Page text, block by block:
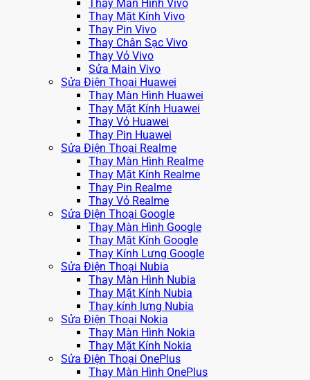
Thay Màn Hình Vivo
Thay Mặt Kính Vivo
Thay Pin Vivo
Thay Chân Sạc Vivo
Thay Vỏ Vivo
Sửa Main Vivo
Sửa Điện Thoại Huawei
Thay Màn Hình Huawei
Thay Mặt Kính Huawei
Thay Vỏ Huawei
Thay Pin Huawei
Sửa Điện Thoại Realme
Thay Màn Hình Realme
Thay Mặt Kính Realme
Thay Pin Realme
Thay Vỏ Realme
Sửa Điện Thoại Google
Thay Màn Hình Google
Thay Mặt Kính Google
Thay Kính Lưng Google
Sửa Điện Thoại Nubia
Thay Màn Hình Nubia
Thay Mặt Kính Nubia
Thay kính lưng Nubia
Sửa Điện Thoại Nokia
Thay Màn Hình Nokia
Thay Mặt Kính Nokia
Sửa Điện Thoại OnePlus
Thay Màn Hình OnePlus